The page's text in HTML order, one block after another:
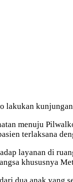
lakukan
menuju
terlaksana
layanan di
khususnya